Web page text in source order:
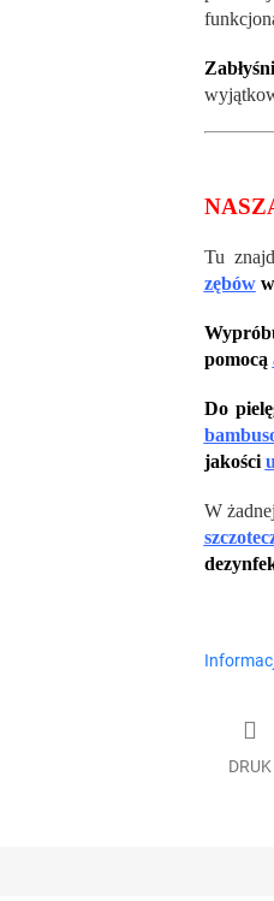
Tu
zębów
pomocą
Do
jakości
W żadnej
DRUK